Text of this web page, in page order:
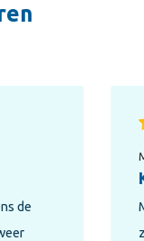
ze